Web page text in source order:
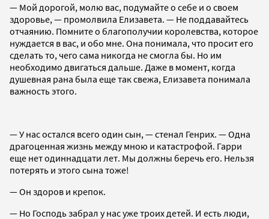
— Мой дорогой, молю вас, подумайте о себе и о своем
здоровье, — промолвила Елизавета. — Не поддавайтесь
отчаянию. Помните о благополучии королевства, которое
нуждается в вас, и обо мне. Она понимала, что просит его
сделать то, чего сама никогда не смогла бы. Но им
необходимо двигаться дальше. Даже в момент, когда
душевная рана была еще так свежа, Елизавета понимала
важность этого.
— У нас остался всего один сын, — стенал Генрих. — Одна
драгоценная жизнь между мною и катастрофой. Гарри
еще нет одиннадцати лет. Мы должны беречь его. Нельзя
потерять и этого сына тоже!
— Он здоров и крепок.
— Но Господь забрал у нас уже троих детей. И есть люди,